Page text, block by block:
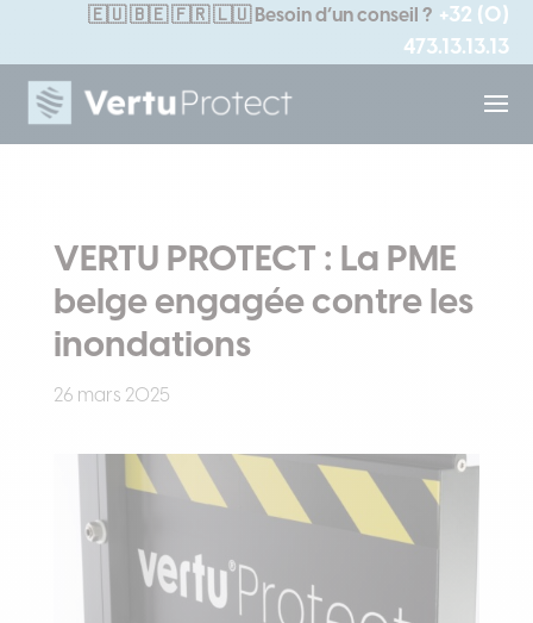
🇪🇺🇧🇪 🇫🇷 🇱🇺 Besoin d’un conseil ? +32 (0)
473.13.13.13
VERTU PROTECT : La PME
belge engagée contre les
inondations
26 mars 2025